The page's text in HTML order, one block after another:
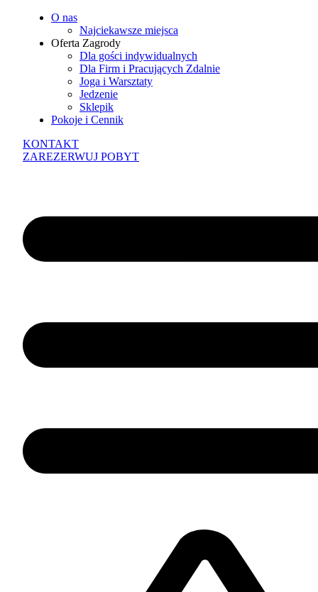
O nas
Najciekawsze miejsca
Oferta Zagrody
Dla gości indywidualnych
Dla Firm i Pracujących Zdalnie
Joga i Warsztaty
Jedzenie
Sklepik
Pokoje i Cennik
KONTAKT
ZAREZERWUJ POBYT